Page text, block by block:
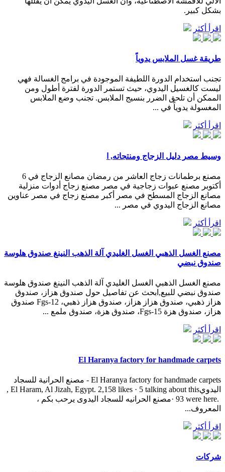
بشكل كبير.
اقرأ أكثر
طريقة غسل الملابس يدوياً
تجنب استخدام الدورة اللطيفة الموجودة في برامج الغسالة فهي
ليست كالغسيل اليدوي، حيث تستمر الدورة لفترة أطول ومن
الممكن أن تلحق الضرر بنسيج الملابس. تجنب وضع الملابس
المغسولة يدوياً في ...
اقرأ أكثر
وسيط مصر دليل الزجاج ومنتجاته, ا
مصنع برطمانات زجاج العاشر من رمضان مصانع الزجاج في 6
أكتوبر مصنع عبوات زجاجية في مصر مصنع زجاج أدوات منزلية
مصانع الزجاج المسطح في مصر أكبر مصنع زجاج في مصر عناوين
مصانع الزجاج اليدوي في مصر ...
اقرأ أكثر
مصنع الغسل الذهبي الغسل الغليدي آلة الذهب النينغ صندوق هلوسة
صندوق نبضي
مصنع الغسل الذهبي الغسل الغليدي آلة الذهب النينغ صندوق هلوسة
صندوق نبضي للبيع,ابحث عن تفاصيل حول صندوق هزاز، صندوق
هزاز ذهبي، صندوق هزاز هزاز، صندوق هزاز ذهبي، Fgs-12 صندوق
هزاز، صندوق هزة Fgs-15، صندوق هزة، صندوق ملمع ...
اقرأ أكثر
El Haranya factory for handmade carpets
‎El Haranya factory for handmade carpets - مصنع الحرانية للسجاد
اليدوي‎, El Haram, Al Jizah, Egypt. 2,158 likes · 5 talking about this
· 93 were here. ‎مصنع الحرانيه للسجاد اليدوى يرحب بكم ،
المعروف...
اقرأ أكثر
شركات